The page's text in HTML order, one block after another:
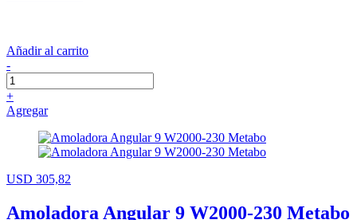
Añadir al carrito
-
+
Agregar
USD 305,82
Amoladora Angular 9 W2000-230 Metabo